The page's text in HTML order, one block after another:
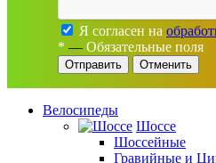
Я согласен на
* — Обязательные поля
Отменить
Велосипеды
Шоссе
Шоссейные
Гравийные и